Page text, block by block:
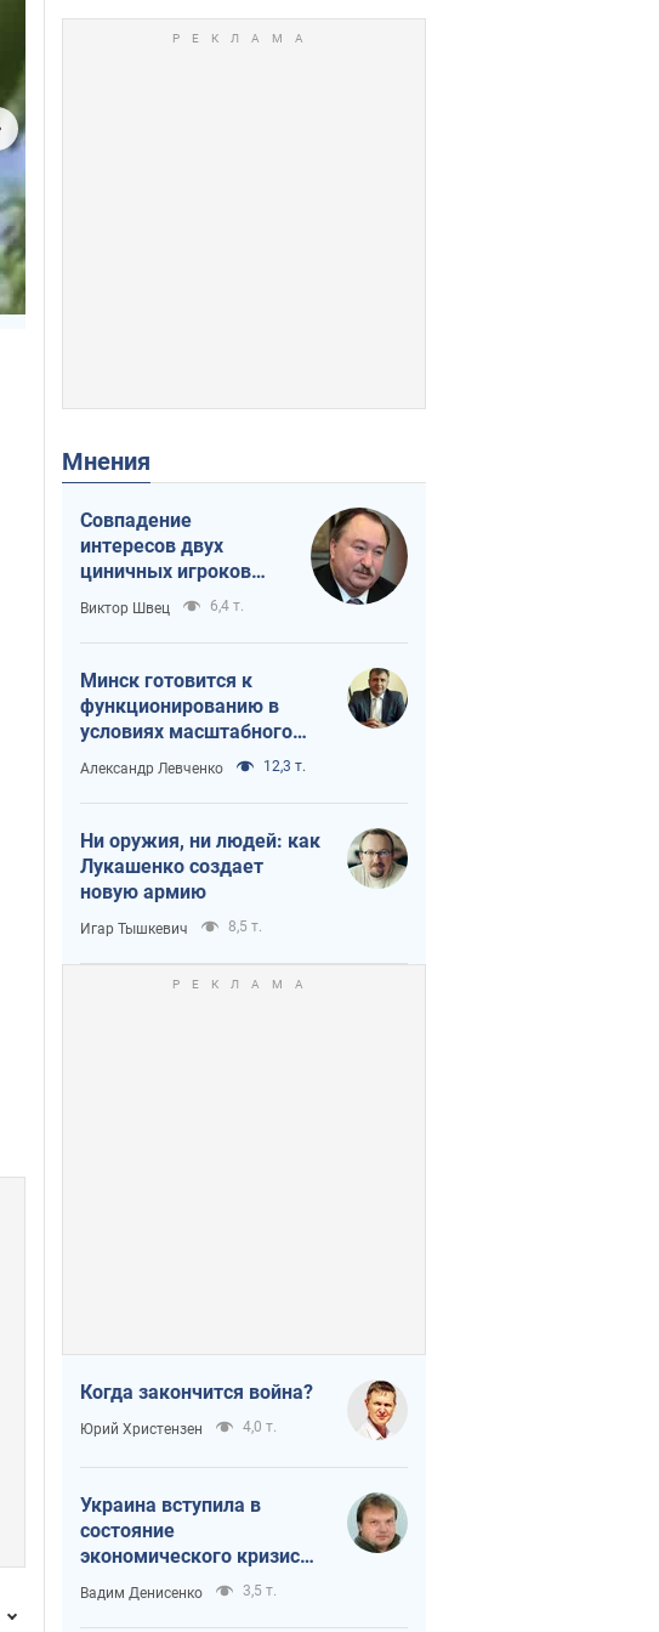
Мнения
Совпадение
интересов двух
циничных игроков
или тайный план
Трампа и Путина?
Виктор Швец 6,4 т.
Минск готовится к
функционированию в
условиях масштабного
военного кризиса
Александр Левченко 12,3 т.
Ни оружия, ни людей: как
Лукашенко создает
новую армию
Игар Тышкевич 8,5 т.
Когда закончится война?
Юрий Христензен 4,0 т.
Украина вступила в
состояние
экономического кризиса.
Есть ли свет в конце
туннеля?
Вадим Денисенко 3,5 т.